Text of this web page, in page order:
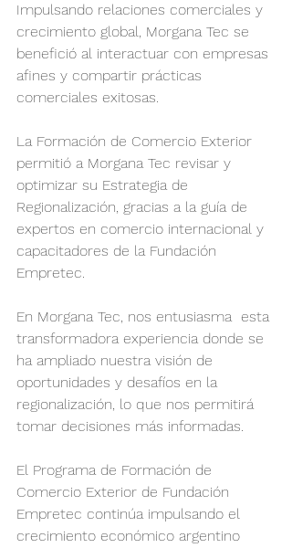
Impulsando relaciones comerciales y
crecimiento global, Morgana Tec se
benefició al interactuar con empresas
afines y compartir prácticas
comerciales exitosas.
La Formación de Comercio Exterior
permitió a Morgana Tec revisar y
optimizar su Estrategia de
Regionalización, gracias a la guía de
expertos en comercio internacional y
capacitadores de la Fundación
Empretec.
En Morgana Tec, nos entusiasma  esta
transformadora experiencia donde se
ha ampliado nuestra visión de
oportunidades y desafíos en la
regionalización, lo que nos permitirá
tomar decisiones más informadas.
El Programa de Formación de
Comercio Exterior de Fundación
Empretec continúa impulsando el
crecimiento económico argentino